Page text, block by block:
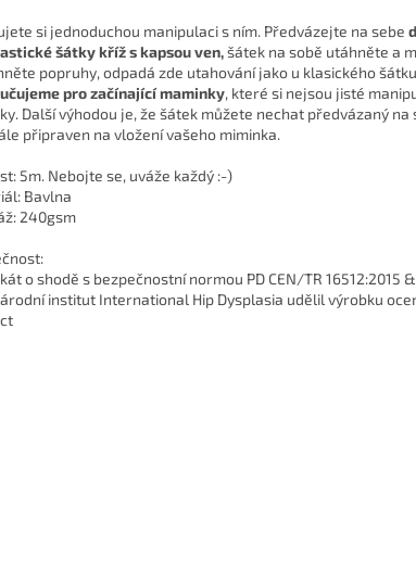
si jednoduchou manipulaci s ním. Předvázejte na sebe
šátky kříž s kapsou ven,šátek na sobě utáhněte a
popruhy, odpadá zde utahování jako u klasického
pro začínající maminky, které si nejsou jisté
Další výhodou je, že šátek můžete nechat předvázaný na
připraven na vložení vašeho miminka.
5m. Nebojte se, uváže každý :-)
Bavlna
240gsm
o shodě s bezpečnostní normou PD CEN/TR 16512:2015
institut International Hip Dysplasia udělil výrobku